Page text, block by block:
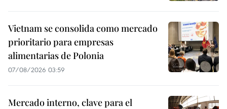
Vietnam se consolida como mercado
prioritario para empresas
alimentarias de Polonia
07/08/2026 03:59
Mercado interno, clave para el